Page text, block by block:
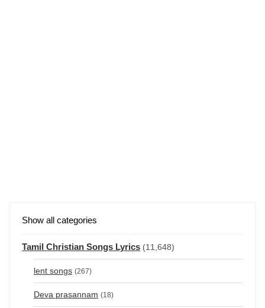
Show all categories
Tamil Christian Songs Lyrics (11,648)
lent songs (267)
Deva prasannam (18)